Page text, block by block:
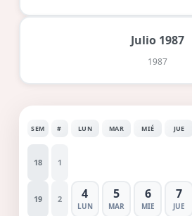
Julio 1987
1987
SEM # LUN MAR MIÉ JUE
18 1
19 2 4
LUN
5
MAR
6
MIE
7
JUE